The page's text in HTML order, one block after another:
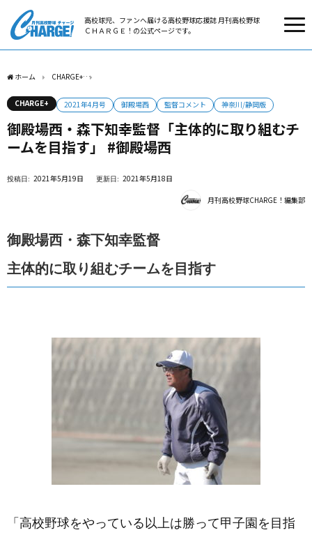
高校球児、ファンへ届ける高校野球応援誌 月刊高校野球
ＣＨＡＲＧＥ！の公式ページです。
ホーム CHARGE+
CHARGE+ 2021年4月号 御殿場西 監督コメント 神奈川/静岡版
御殿場西・森下知幸監督「主体的に取り組むチ
ームを目指す」 #御殿場西
2021年5月19日 2021年5月18日
月刊高校野球CHARGE！編集部
御殿場西・森下知幸監督
主体的に取り組むチームを目指す
「高校野球をやっている以上は勝って甲子園を目指